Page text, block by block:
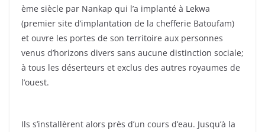
ème siècle par Nankap qui l’a implanté à Lekwa
(premier site d’implantation de la chefferie Batoufam)
et ouvre les portes de son territoire aux personnes
venus d’horizons divers sans aucune distinction sociale;
à tous les déserteurs et exclus des autres royaumes de
l’ouest.
Ils s’installèrent alors près d’un cours d’eau. Jusqu’à la